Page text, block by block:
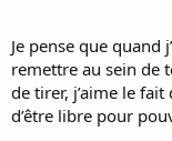
Je pense que quand
remettre au sein de
de tirer, j’aime le
d’être libre pour